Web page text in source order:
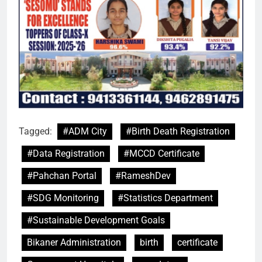
Tagged: #ADM City
#Birth Death Registration
#Data Registration
#MCCD Certificate
#Pahchan Portal
#RameshDev
#SDG Monitoring
#Statistics Department
#Sustainable Development Goals
Bikaner Administration
birth
certificate